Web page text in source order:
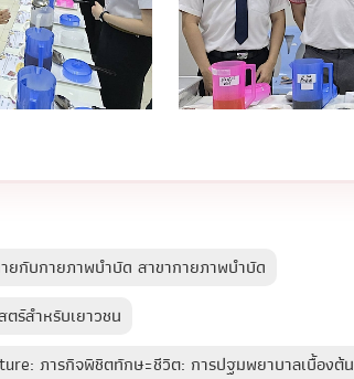
ยกับกายภาพบำบัด สาขากายภาพบำบัด
ตร์สำหรับเยาวชน
ภารกิจพิชิตทักษะชีวิต: การปฐมพยาบาลเบื้องต้น